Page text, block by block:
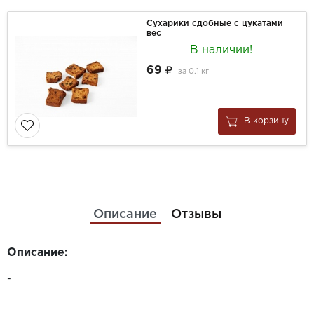
Сухарики сдобные с цукатами
вес
В наличии!
69
за 0.1 кг
В корзину
Описание Отзывы
Описание:
-